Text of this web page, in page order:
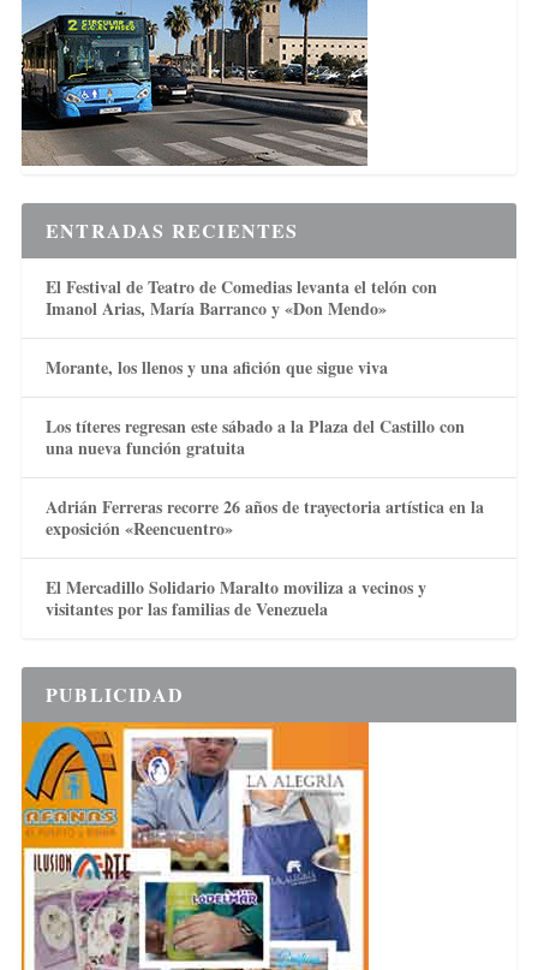
ENTRADAS RECIENTES
El Festival de Teatro de Comedias levanta el telón con
Imanol Arias, María Barranco y «Don Mendo»
Morante, los llenos y una afición que sigue viva
Los títeres regresan este sábado a la Plaza del Castillo con
una nueva función gratuita
Adrián Ferreras recorre 26 años de trayectoria artística en la
exposición «Reencuentro»
El Mercadillo Solidario Maralto moviliza a vecinos y
visitantes por las familias de Venezuela
PUBLICIDAD